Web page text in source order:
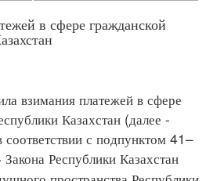
в сфере гражданской
взимания платежей в сфере
Казахстан (далее -
с подпунктом 41–
Закона Республики Казахстан